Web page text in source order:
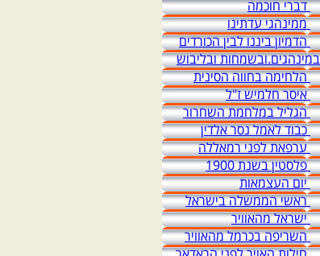
דברי חוכמה
ממינהגי עדתינו
הדמיון ביננו לבין הכורדים
במינהגים.ובשמחות ובליבוש
הלחימה בחווה הסינית
איסר חלמיש ז"ל
הגליל במלחמת השחרור
כבוד לאמל נסר אלדין
ערפאת לפני רמאללה
פלסטין בשנת 1900
יום העצמאות
ראשי הממשלה בישראל
ישראל מהאוויר
השריפה בכרמל מהאוויר